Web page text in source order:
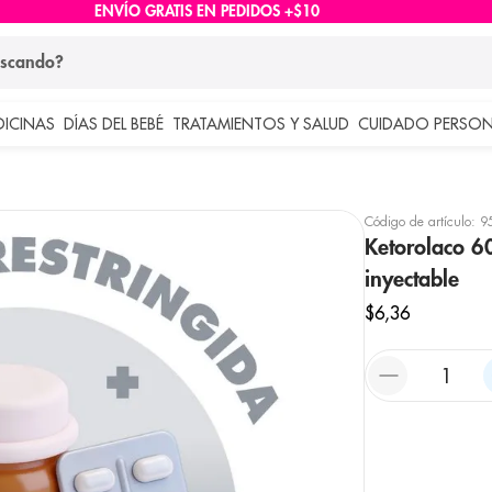
ENVÍO GRATIS EN PEDIDOS +$10
DÍAS DEL BEBÉ TRATAMIENTOS Y SALUD CUIDADO
Código de artículo:
Ketorolaco
inyectable
$6,36
buscados